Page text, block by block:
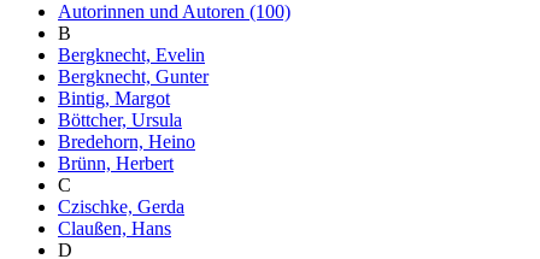
Autorinnen und Autoren (100)
B
Bergknecht, Evelin
Bergknecht, Gunter
Bintig, Margot
Böttcher, Ursula
Bredehorn, Heino
Brünn, Herbert
C
Czischke, Gerda
Claußen, Hans
D